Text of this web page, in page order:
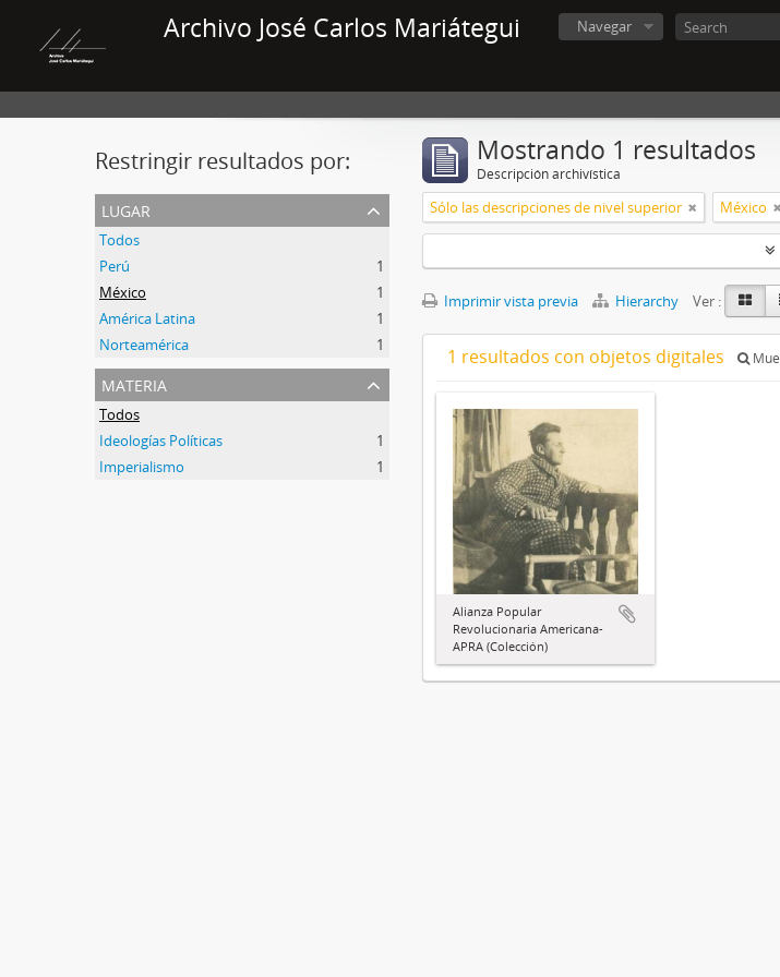
Archivo José Carlos Mariátegui Navegar
Restringir resultados por:
lugar
Todos
Perú
1
México
1
América Latina
1
Norteamérica
1
materia
Todos
Ideologías Políticas
1
Imperialismo
1
Mostrando 1 resultados
Descripción archivística
Sólo las descripciones de nivel superior México
Imprimir vista previa Hierarchy Ver :
1 resultados con objetos digitales
Alianza Popular
Revolucionaria Americana-
APRA (Colección)